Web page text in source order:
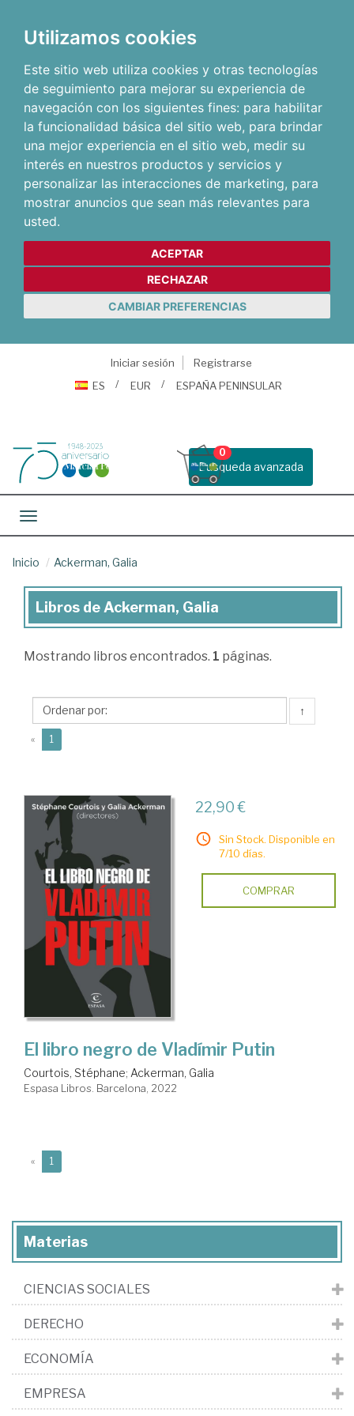
Utilizamos cookies
Este sitio web utiliza cookies y otras tecnologías
de seguimiento para mejorar su experiencia de
navegación con los siguientes fines: para habilitar
la funcionalidad básica del sitio web, para brindar
una mejor experiencia en el sitio web, medir su
interés en nuestros productos y servicios y
personalizar las interacciones de marketing, para
mostrar anuncios que sean más relevantes para
usted.
ACEPTAR
RECHAZAR
CAMBIAR PREFERENCIAS
Iniciar sesión
Registrarse
ES
EUR ESPAÑA PENINSULAR
Busqueda avanzada
0
Toggle navigation
Inicio Ackerman, Galia
Libros
Ackerman,
Libros de Ackerman, Galia
Mostrando libros encontrados. 1 páginas.
↑
« 1
22,90 €
Sin Stock. Disponible en
7/10 días.
COMPRAR
El libro negro de Vladímir Putin
Courtois, Stéphane; Ackerman, Galia
Espasa Libros. Barcelona, 2022
« 1
Materias
CIENCIAS SOCIALES
DERECHO
ECONOMÍA
EMPRESA